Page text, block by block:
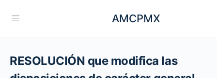
AMCPMX
RESOLUCIÓN que modifica las